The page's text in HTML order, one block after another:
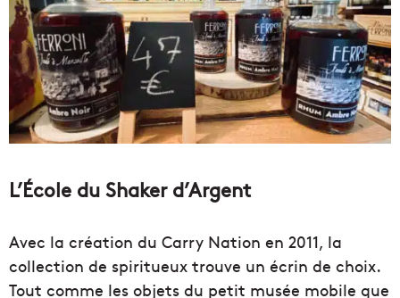
L’École du Shaker d’Argent
Avec la création du Carry Nation en 2011, la
collection de spiritueux trouve un écrin de choix.
Tout comme les objets du petit musée mobile que